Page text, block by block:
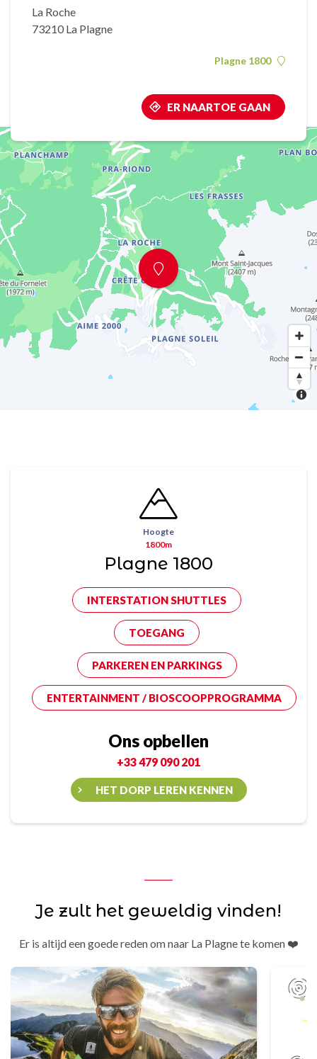
La Roche
73210 La Plagne
Plagne 1800
ER NAARTOE GAAN
Hoogte
1800m
Plagne 1800
INTERSTATION SHUTTLES
TOEGANG
PARKEREN EN PARKINGS
ENTERTAINMENT / BIOSCOOPPROGRAMMA
Ons opbellen
+33 479 090 201
HET DORP LEREN KENNEN
Je zult het geweldig vinden!
Er is altijd een goede reden om naar La Plagne te komen ❤️